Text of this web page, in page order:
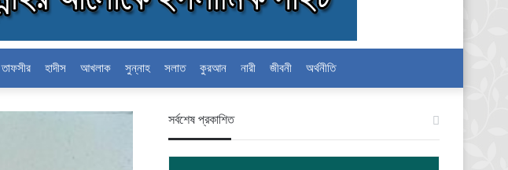
তাফসীর হাদীস আখলাক সুন্নাহ সলাত কুরআন নারী জীবনী অর্থনীতি
স‍র্বশেষ প্রকাশিত